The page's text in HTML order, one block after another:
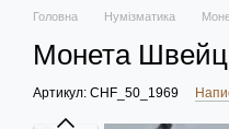
Головна Нумізматика
Монета
Артикул: CHF_50_1969